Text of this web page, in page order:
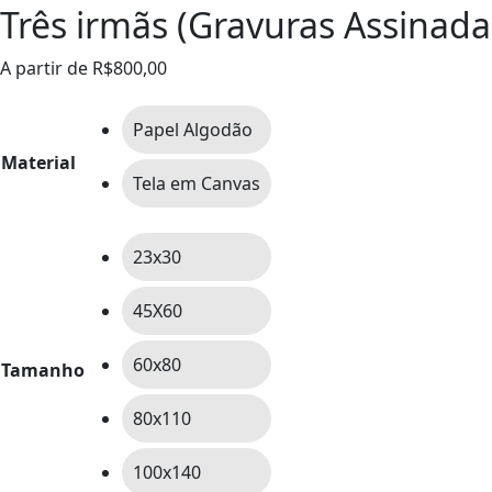
Três irmãs (Gravuras
A partir de R$800,00
Material
Papel Algodão
Tela em Canvas
Tamanho
23x30
45X60
60x80
80x110
100x140